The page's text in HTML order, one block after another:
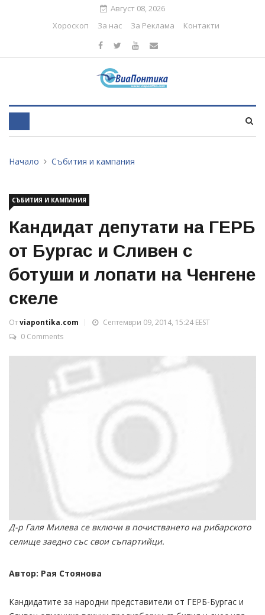
Август 08, 2026
Хороскоп
За нас За Реклама Контакти
Начало Събития и кампания
СЪБИТИЯ И КАМПАНИЯ
Кандидат депутати на ГЕРБ
от Бургас и Сливен с
ботуши и лопати на Ченгене
скеле
Отviapontika.com
Септември 09, 2014, 15:24 EEST
0 Comments
Д-р Галя Милева се включи в почистването на рибарското
селище заедно със свои съпартийци.
Автор: Рая Стоянова
Кандидатите за народни представители от ГЕРБ-Бургас и